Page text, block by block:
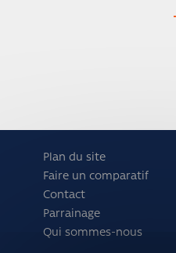
Plan du site
Faire un comparatif
Contact
Parrainage
Qui sommes-nous